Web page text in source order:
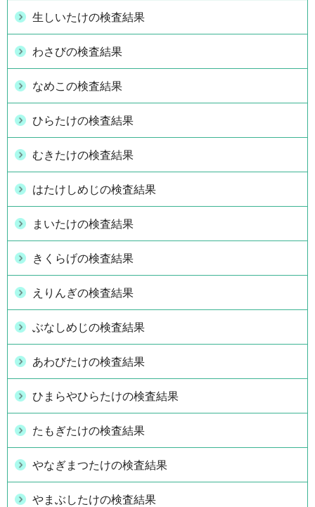
生しいたけの検査結果
わさびの検査結果
なめこの検査結果
ひらたけの検査結果
むきたけの検査結果
はたけしめじの検査結果
まいたけの検査結果
きくらげの検査結果
えりんぎの検査結果
ぶなしめじの検査結果
あわびたけの検査結果
ひまらやひらたけの検査結果
たもぎたけの検査結果
やなぎまつたけの検査結果
やまぶしたけの検査結果